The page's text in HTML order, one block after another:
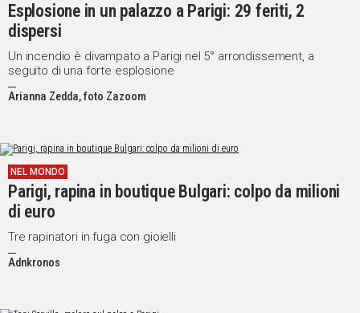
Esplosione in un palazzo a Parigi: 29 feriti, 2
dispersi
Un incendio è divampato a Parigi nel 5° arrondissement, a
seguito di una forte esplosione
Arianna Zedda, foto Zazoom
NEL MONDO
Parigi, rapina in boutique Bulgari: colpo da milioni
di euro
Tre rapinatori in fuga con gioielli
Adnkronos